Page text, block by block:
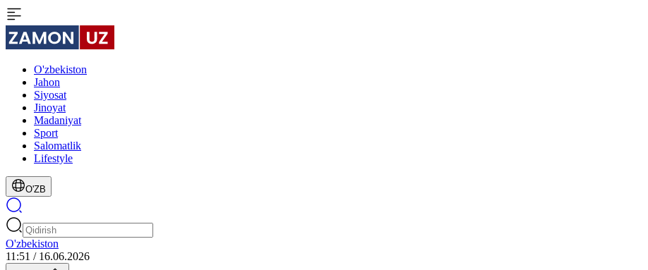
O'zbekiston
Jahon
Siyosat
Jinoyat
Madaniyat
Sport
Salomatlik
Lifestyle
O'ZB
O'zbekiston
11:51 / 16.06.2026